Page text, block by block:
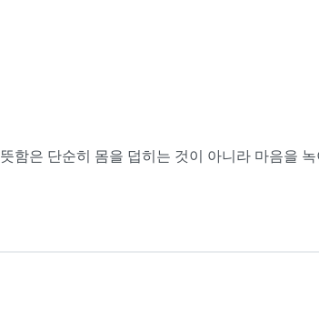
함은 단순히 몸을 덥히는 것이 아니라 마음을